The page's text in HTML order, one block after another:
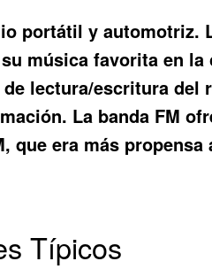
portátil y
música favorita en
lectura/escritura del
La banda FM
que era más
Típicos